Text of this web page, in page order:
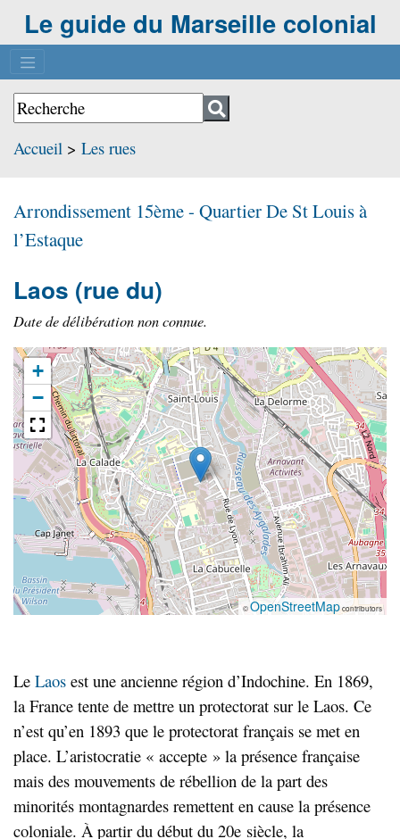
Le guide du Marseille colonial
Accueil > Les rues
Arrondissement 15ème - QuartierDe St Louis à
l’Estaque
Laos (rue du)
Date de délibération non connue.
+
−
©OpenStreetMapcontributors
Le Laos est une ancienne région d’Indochine. En 1869,
la France tente de mettre un protectorat sur le Laos. Ce
n’est qu’en 1893 que le protectorat français se met en
place. L’aristocratie « accepte » la présence française
mais des mouvements de rébellion de la part des
minorités montagnardes remettent en cause la présence
coloniale. À partir du début du 20e siècle, la